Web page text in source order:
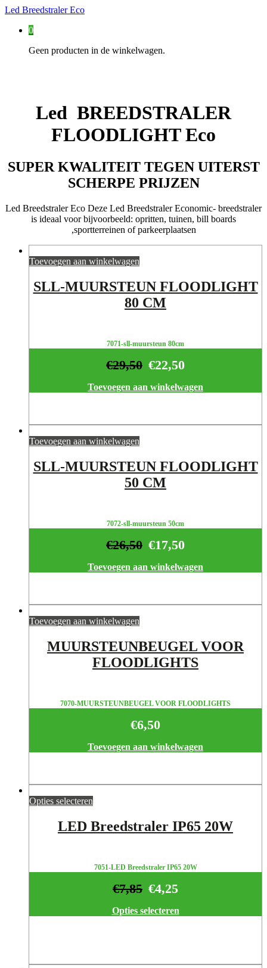
Led Breedstraler Eco
0
Geen producten in de winkelwagen.
Led BREEDSTRALER
FLOODLIGHT Eco
SUPER KWALITEIT TEGEN UITERST
SCHERPE PRIJZEN
Led Breedstraler Eco Deze Led Breedstraler Economic- breedstraler
is ideaal voor bijvoorbeeld: opritten, tuinen, bill boards
,sportterreinen of parkeerplaatsen
Toevoegen aan winkelwagen
SLL-MUURSTEUN FLOODLIGHT
80 CM
7071-sll-muursteun 80cm
€22,50
€29,50
Toevoegen aan winkelwagen
Toevoegen aan winkelwagen
SLL-MUURSTEUN FLOODLIGHT
50 CM
7072-sll-muursteun 50cm
€17,50
€26,50
Toevoegen aan winkelwagen
Toevoegen aan winkelwagen
MUURSTEUNBEUGEL VOOR
FLOODLIGHTS
7070-MUURSTEUNBEUGEL VOOR FLOODLIGHTS
€6,50
Toevoegen aan winkelwagen
Opties selecteren
LED Breedstraler IP65 20W
7051-LED Breedstraler IP65 20W
€4,25
€7,85
Opties selecteren